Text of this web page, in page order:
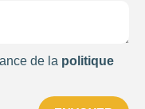
de la politique